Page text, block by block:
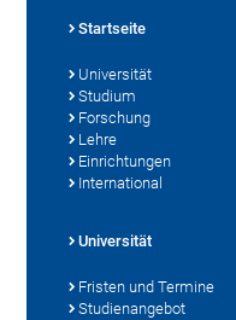
Startseite
Universität
Studium
Forschung
Lehre
Einrichtungen
International
Universität
Fristen und Termine
Studienangebot